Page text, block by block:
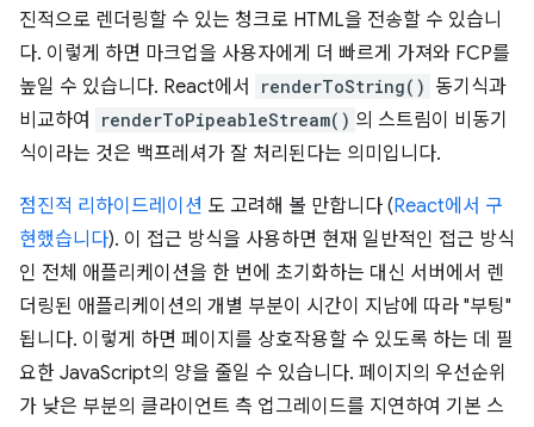
진적으로 렌더링할 수 있는 청크로 HTML을 전송할 수 있습니
다. 이렇게 하면 마크업을 사용자에게 더 빠르게 가져와 FCP를
높일 수 있습니다. React에서
renderToString() 동기식과
비교하여
renderToPipeableStream() 의 스트림이 비동기
식이라는 것은 백프레셔가 잘 처리된다는 의미입니다.
점진적 리하이드레이션 도 고려해 볼 만합니다 (React에서 구
현했습니다). 이 접근 방식을 사용하면 현재 일반적인 접근 방식
인 전체 애플리케이션을 한 번에 초기화하는 대신 서버에서 렌
더링된 애플리케이션의 개별 부분이 시간이 지남에 따라 "부팅"
됩니다. 이렇게 하면 페이지를 상호작용할 수 있도록 하는 데 필
요한 JavaScript의 양을 줄일 수 있습니다. 페이지의 우선순위
가 낮은 부분의 클라이언트 측 업그레이드를 지연하여 기본 스